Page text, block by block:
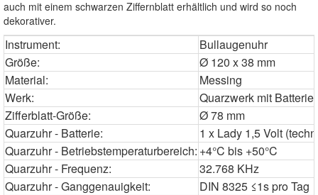
auch mit einem schwarzen Ziffernblatt erhältlich und wird so noch
dekorativer.
Instrument:
Bullaugenuhr
Größe:
Ø 120 x 38 mm
Material:
Messing
Werk:
Quarzwerk mit
Zifferblatt-Größe:
Ø 78 mm
Quarzuhr - Batterie:
1 x Lady 1,5 Volt
Quarzuhr - Betriebstemperaturbereich: +4°C bis +50°C
Quarzuhr - Frequenz:
32.768 KHz
Quarzuhr - Ganggenauigkeit:
DIN 8325 ≤1s pro Tag